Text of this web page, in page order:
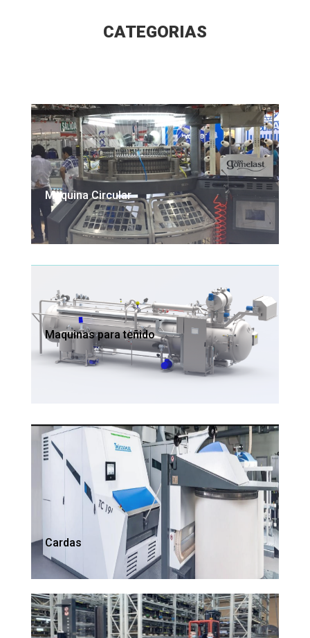
CATEGORIAS
Maquina Circular
Maquinas para teñido
Cardas